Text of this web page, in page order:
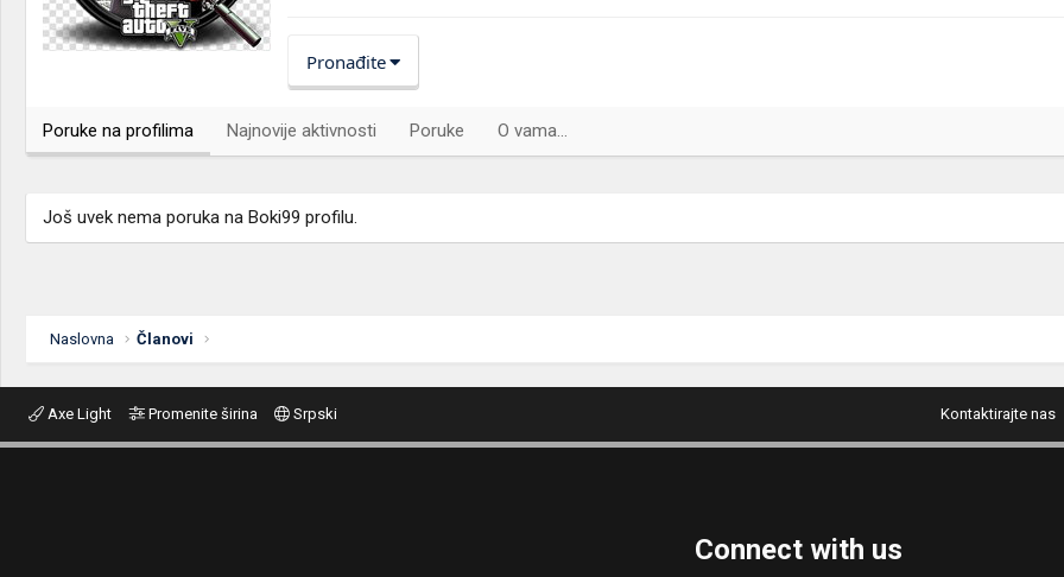
Pronađite
Poruke na profilima Najnovije aktivnosti Poruke O vama...
Još uvek nema poruka na Boki99 profilu.
Naslovna Članovi
Axe Light Promenite širina Srpski Kontaktirajte nas
Connect with us